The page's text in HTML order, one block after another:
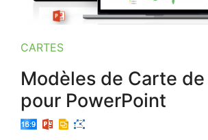
CARTES
Modèles de Carte
pour PowerPoint